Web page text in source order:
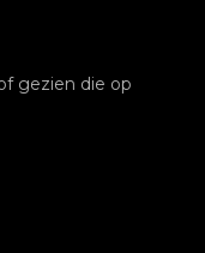
gezien die op